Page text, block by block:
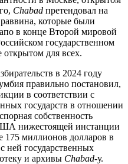
Chabad претендовал на
которые были
в конце Второй мировой
государственном
для всех.
в 2024 году
правильно постановил,
в соответствии с
государств в отношении
собственность
нижестоящей инстанции
миллионов долларов в
ней государственных
и архивы Chabad-у.